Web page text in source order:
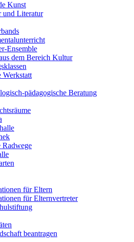
Kunst
und Literatur
Ensemble
dem Bereich Kultur
Werkstatt
pädagogische Beratung
Radwege
für Eltern
für Elternvertreter
beantragen